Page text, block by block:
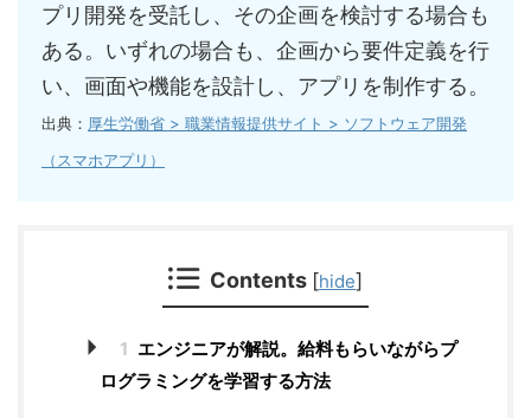
プリ開発を受託し、その企画を検討する場合も
ある。いずれの場合も、企画から要件定義を行
い、画面や機能を設計し、アプリを制作する。
出典： 厚生労働省 > 職業情報提供サイト > ソフトウェア開発
（スマホアプリ）
Contents [hide]
1 エンジニアが解説。給料もらいながらプ
ログラミングを学習する方法